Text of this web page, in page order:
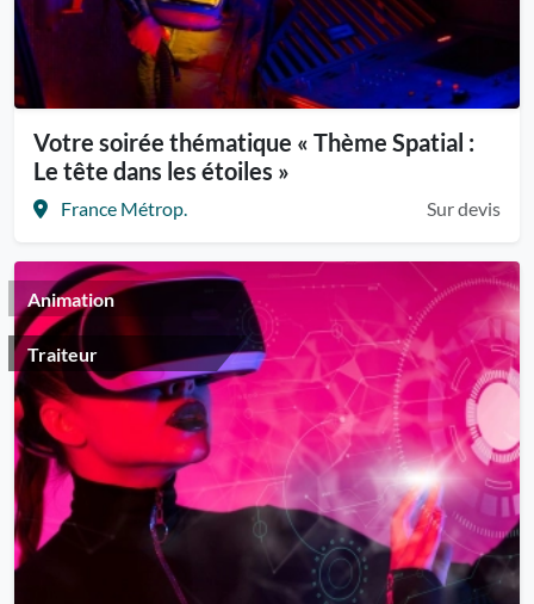
Votre soirée thématique « Thème Spatial :
Le tête dans les étoiles »
France Métrop. Sur devis
Animation
Traiteur